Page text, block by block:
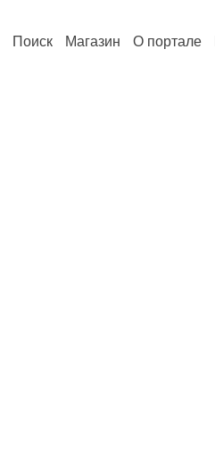
Поиск Магазин О портале